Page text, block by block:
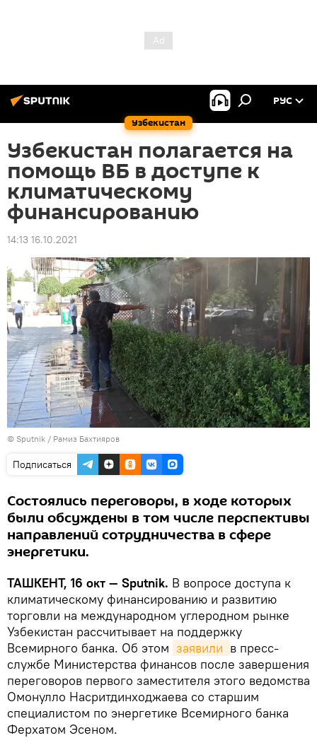
Узбекистан
РУС
Узбекистан полагается на
помощь ВБ в доступе к
климатическому
финансированию
14:13 16.10.2021
© Sputnik / Рамиз Бахтияров
Подписаться
Состоялись переговоры, в ходе которых
были обсуждены в том числе перспективы
направлений сотрудничества в сфере
энергетики.
ТАШКЕНТ, 16 окт — Sputnik. В вопросе доступа к
климатическому финансированию и развитию
торговли на международном углеродном рынке
Узбекистан рассчитывает на поддержку
Всемирного банка. Об этом заявили в пресс-
службе Министерства финансов после завершения
переговоров первого заместителя этого ведомства
Омонулло Насритдинходжаева со старшим
специалистом по энергетике Всемирного банка
Ферхатом Эсеном.